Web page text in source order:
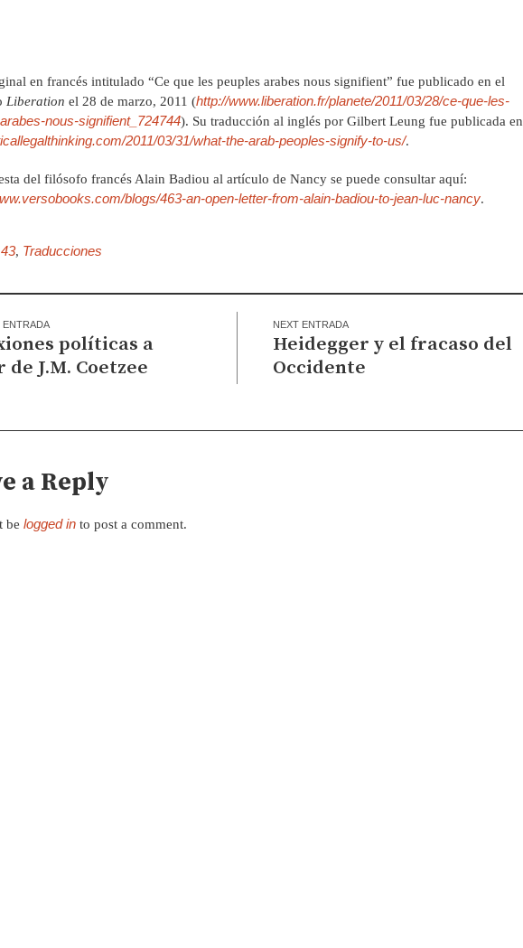
en francés intitulado “Ce que les peuples arabes nous signifient” fue publicado en el
Liberation el 28 de marzo, 2011 (http://www.liberation.fr/planete/2011/03/28/ce-que-les-
nous-signifient_724744). Su traducción al inglés por Gilbert Leung fue publicada en
2011/03/31/what-the-arab-peoples-signify-to-us/.
del filósofo francés Alain Badiou al artículo de Nancy se puede consultar aquí:
blogs/463-an-open-letter-from-alain-badiou-to-jean-luc-nancy.
, Traducciones
ENTRADA
políticas a
J.M. Coetzee
NEXT ENTRADA
Heidegger y el fracaso del
Occidente
a Reply
be logged in to post a comment.